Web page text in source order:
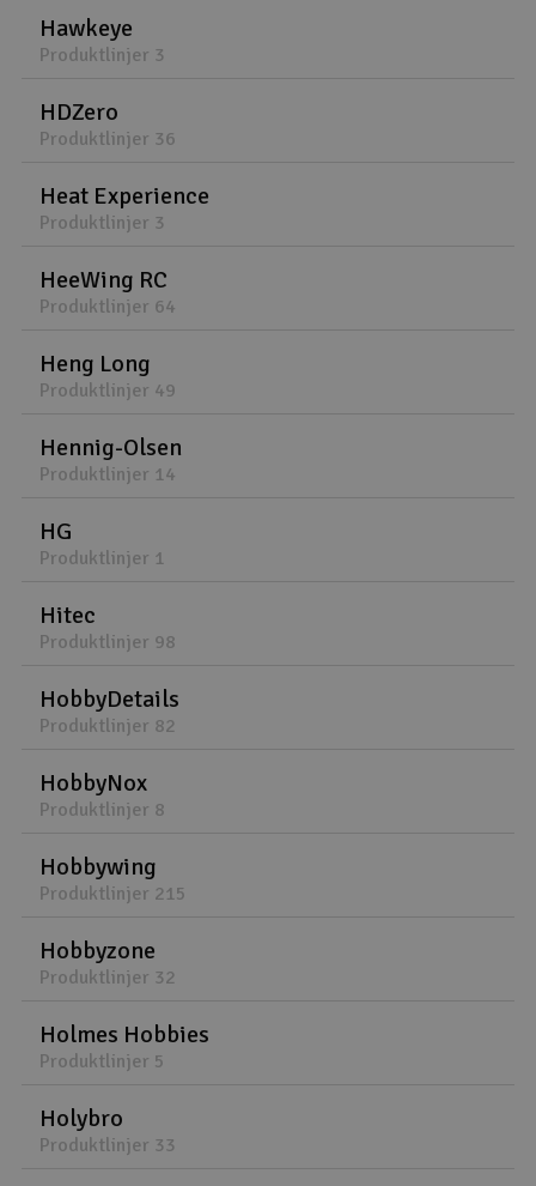
Hawkeye
Produktlinjer 3
HDZero
Produktlinjer 36
Heat Experience
Produktlinjer 3
HeeWing RC
Produktlinjer 64
Heng Long
Produktlinjer 49
Hennig-Olsen
Produktlinjer 14
HG
Produktlinjer 1
Hitec
Produktlinjer 98
HobbyDetails
Produktlinjer 82
HobbyNox
Produktlinjer 8
Hobbywing
Produktlinjer 215
Hobbyzone
Produktlinjer 32
Holmes Hobbies
Produktlinjer 5
Holybro
Produktlinjer 33